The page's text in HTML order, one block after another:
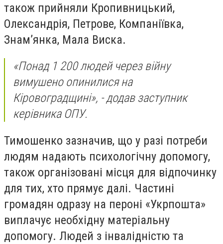
також прийняли Кропивницький,
Олександрія, Петрове, Компаніївка,
Знам’янка, Мала Виска.
«Понад 1 200 людей через війну
вимушено опинилися на
Кіровоградщині», - додав заступник
керівника ОПУ.
Тимошенко зазначив, що у разі потреби
людям надають психологічну допомогу,
також організовані місця для відпочинку
для тих, хто прямує далі. Частині
громадян одразу на пероні «Укрпошта»
виплачує необхідну матеріальну
допомогу. Людей з інвалідністю та